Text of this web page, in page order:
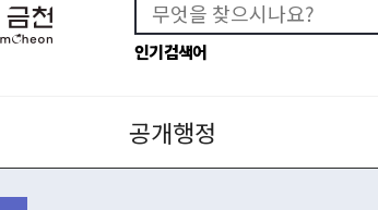
인기검색어
공개행정